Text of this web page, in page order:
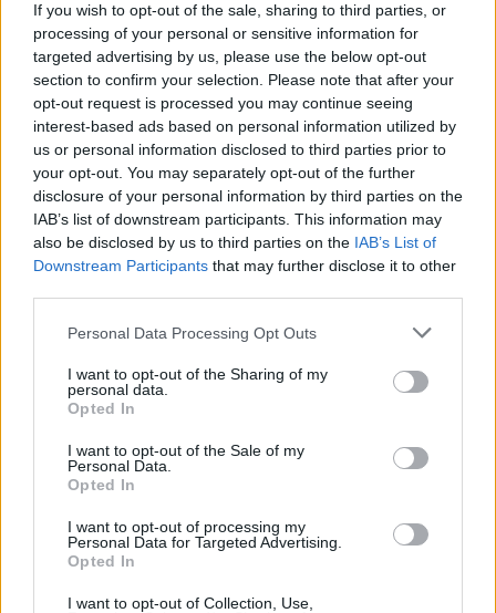
If you wish to opt-out of the sale, sharing to third parties, or
processing of your personal or sensitive information for
targeted advertising by us, please use the below opt-out
section to confirm your selection. Please note that after your
opt-out request is processed you may continue seeing
interest-based ads based on personal information utilized by
us or personal information disclosed to third parties prior to
your opt-out. You may separately opt-out of the further
disclosure of your personal information by third parties on the
IAB’s list of downstream participants. This information may
also be disclosed by us to third parties on the IAB’s List of
Downstream Participants that may further disclose it to other
Personal Data Processing Opt Outs
I want to opt-out of the Sharing of my
personal data.
Opted In
I want to opt-out of the Sale of my
Personal Data.
Opted In
I want to opt-out of processing my
Personal Data for Targeted Advertising.
Opted In
I want to opt-out of Collection, Use,
Oliveirense segura e coesa na chegada a Albufeira
7/08/2026
Placa improvisada pede civismo, sacos respondem
no passeio